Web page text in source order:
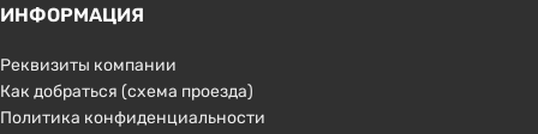
ИНФОРМАЦИЯ
Реквизиты компании
Как добраться (схема проезда)
Политика конфиденциальности